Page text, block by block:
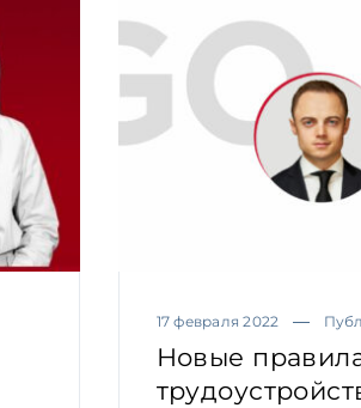
17 февраля 2022
Новые